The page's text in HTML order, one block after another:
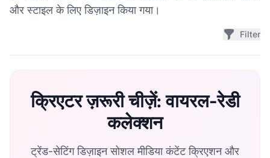
और स्टाइल के लिए डिज़ाइन किया गया।
Filter
क्रिएटर ज़रूरी चीज़ें: वायरल-रेडी
कलेक्शन
ट्रेंड-सेटिंग डिज़ाइन सोशल मीडिया कंटेंट क्रिएशन और